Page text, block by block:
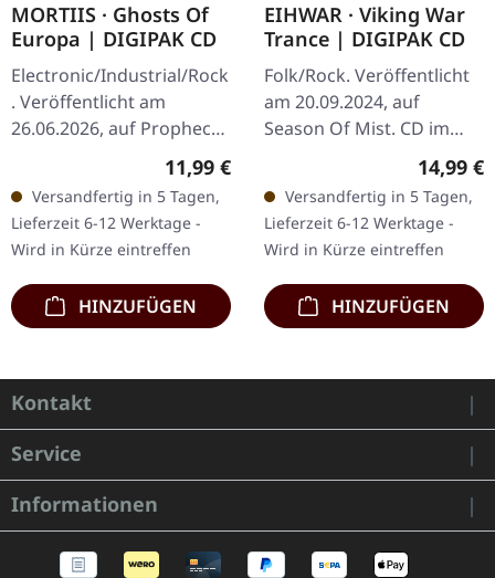
MORTIIS · Ghosts Of
Europa | DIGIPAK CD
Electronic/Industrial/Rock
. Veröffentlicht am
26.06.2026, auf Prophecy
Productions. CD im
Digipak mit 12-seitigem
Booklet. Mortiis entfesselt
mit…
Regulärer Preis:
11,99 €
Versandfertig in 5 Tagen,
Lieferzeit 6-12 Werktage -
Wird in Kürze eintreffen
HINZUFÜGEN
EIHWAR · Viking War
Trance | DIGIPAK CD
Folk/Rock. Veröffentlicht
am 20.09.2024, auf
Season Of Mist. CD im
DigiPak mit 20-seitigem
Booklet. Das Debütalbum
'Viking War Trance' des…
14,99 €
Versandfertig in 5 Tagen,
Lieferzeit 6-12 Werktage -
Wird in Kürze eintreffen
HINZUFÜGEN
Kontakt
Service
Informationen